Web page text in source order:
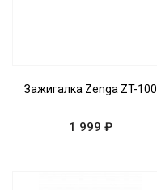
Зажигалка Zenga ZT-100
1 999 ₽